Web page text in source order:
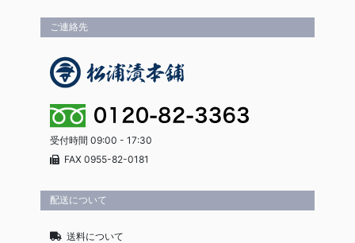
ご連絡先
受付時間 09:00 - 17:30
FAX 0955-82-0181
配送について
送料について